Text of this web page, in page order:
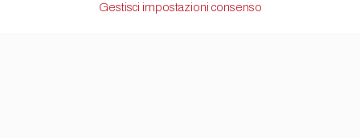
Gestisci impostazioni consenso